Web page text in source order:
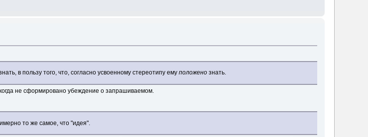
в пользу того, что, согласно усвоенному стереотипу ему положенознать.
не сформировано убеждение о запрашиваемом.
то же самое, что "идея".